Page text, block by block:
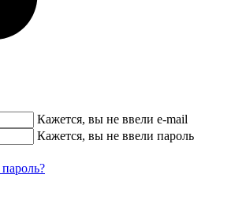
Кажется, вы не ввели e-mail
Кажется, вы не ввели пароль